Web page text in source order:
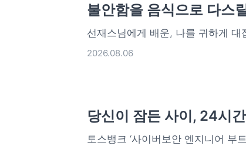
불안함을 음식으로 다스
선재스님에게 배운, 나를 귀하게 대
2026.08.06
당신이 잠든 사이, 24시
토스뱅크 ‘사이버보안 엔지니어 부